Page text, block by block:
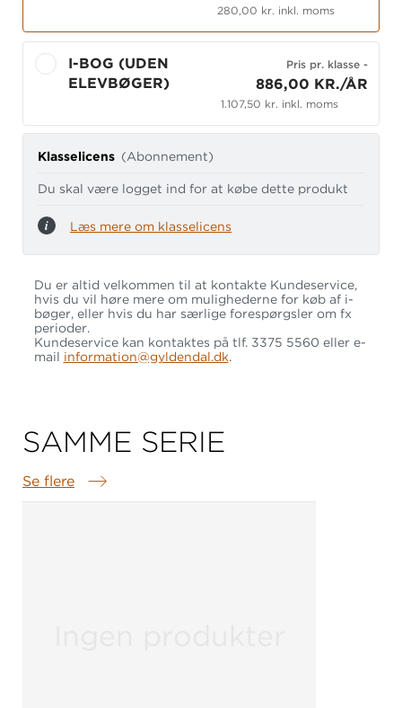
280,00 kr. inkl. moms
I-BOG (UDEN
ELEVBØGER)
Pris pr. klasse-
886,00 KR./ÅR
1.107,50 kr. inkl. moms
Klasselicens (Abonnement)
Du skal være logget ind for at købe dette produkt
Læs mere om klasselicens
Du er altid velkommen til at kontakte Kundeservice,
hvis du vil høre mere om mulighederne for køb af i-
bøger, eller hvis du har særlige forespørgsler om fx
perioder.
Kundeservice kan kontaktes på tlf. 3375 5560 eller e-
mail information@gyldendal.dk.
SAMME SERIE
Se flere
Samme serie